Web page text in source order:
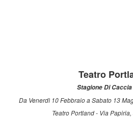
Teatro
Stagione Di
Da Venerdì 10 Febbraio a Sabato 13
Teatro Portland - Via